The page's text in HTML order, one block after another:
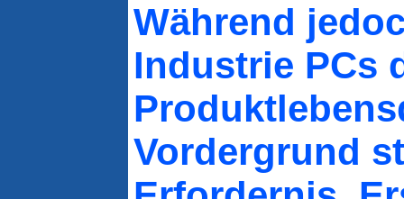
Während
Industrie PCs
Vordergrund